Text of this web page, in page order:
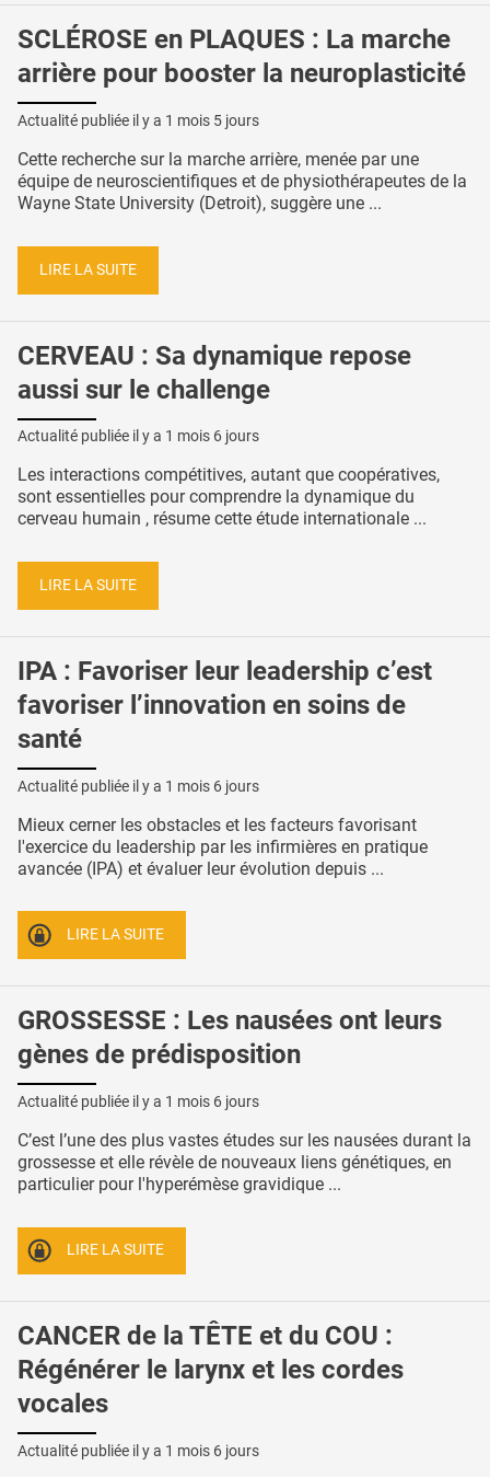
SCLÉROSE en PLAQUES : La marche
arrière pour booster la neuroplasticité
Actualité publiée il y a 1 mois 5 jours
Cette recherche sur la marche arrière, menée par une
équipe de neuroscientifiques et de physiothérapeutes de la
Wayne State University (Detroit), suggère une ...
LIRE LA SUITE
CERVEAU : Sa dynamique repose
aussi sur le challenge
Actualité publiée il y a 1 mois 6 jours
Les interactions compétitives, autant que coopératives,
sont essentielles pour comprendre la dynamique du
cerveau humain , résume cette étude internationale ...
LIRE LA SUITE
IPA : Favoriser leur leadership c’est
favoriser l’innovation en soins de
santé
Actualité publiée il y a 1 mois 6 jours
Mieux cerner les obstacles et les facteurs favorisant
l'exercice du leadership par les infirmières en pratique
avancée (IPA) et évaluer leur évolution depuis ...
LIRE LA SUITE
GROSSESSE : Les nausées ont leurs
gènes de prédisposition
Actualité publiée il y a 1 mois 6 jours
C’est l’une des plus vastes études sur les nausées durant la
grossesse et elle révèle de nouveaux liens génétiques, en
particulier pour l'hyperémèse gravidique ...
LIRE LA SUITE
CANCER de la TÊTE et du COU :
Régénérer le larynx et les cordes
vocales
Actualité publiée il y a 1 mois 6 jours